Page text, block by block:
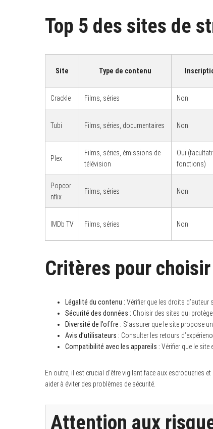
Top 5 des sites de
Site Type de contenu
Crackle Films, séries Non
Tubi Films, séries, documentaires Non
Plex
Films, séries, émissions de
télévision
Oui
fonctions)
Popcor
nflix
Films, séries Non
IMDb TV Films, séries Non
Critères pour
Légalité du contenu : Vérifier que les droits d’auteur
Sécurité des données : Choisir des sites qui
Diversité de l’offre : S’assurer que le site propose
Avis d’utilisateurs : Consulter les retours
Compatibilité avec les appareils : Vérifier que le
En outre, il est crucial d’être vigilant face aux escroqueries
aider à éviter des problèmes de sécurité.
Attention aux